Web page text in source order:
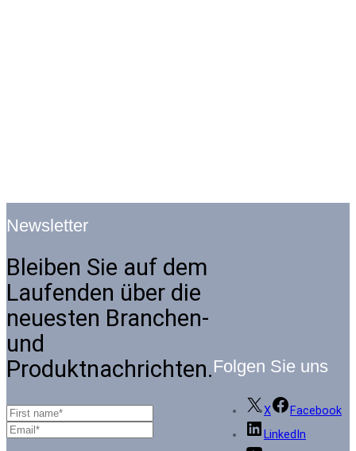
Newsletter
Bleiben Sie auf dem
Laufenden über die
neuesten Branchen-
und
Produktnachrichten.Folgen Sie uns
X
Facebook
LinkedIn